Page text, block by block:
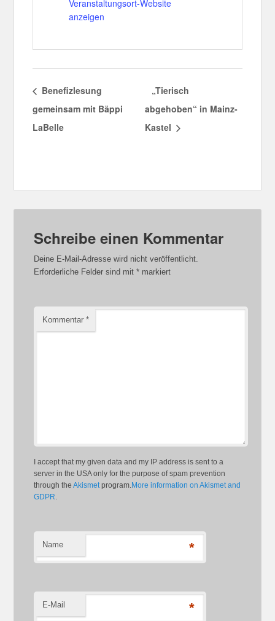
Veranstaltungsort-Website
anzeigen
Benefizlesung
gemeinsam mit Bäppi
LaBelle
„Tierisch
abgehoben“ in Mainz-
Kastel
Schreibe einen Kommentar
Deine E-Mail-Adresse wird nicht veröffentlicht.
Erforderliche Felder sind mit* markiert
Kommentar*
I accept that my given data and my IP address is sent to a
server in the USA only for the purpose of spam prevention
through theAkismetprogram.More information on Akismet and
GDPR.
Name *
E-Mail *